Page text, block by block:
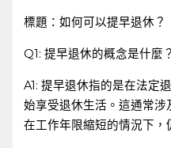
標題：如何可以提早退休？
Q1: 提早退休的概念是什麼？
A1: ⁣提早退休指的是在法定
始享受退休生活。這通常
在工作年限縮短的情況下，